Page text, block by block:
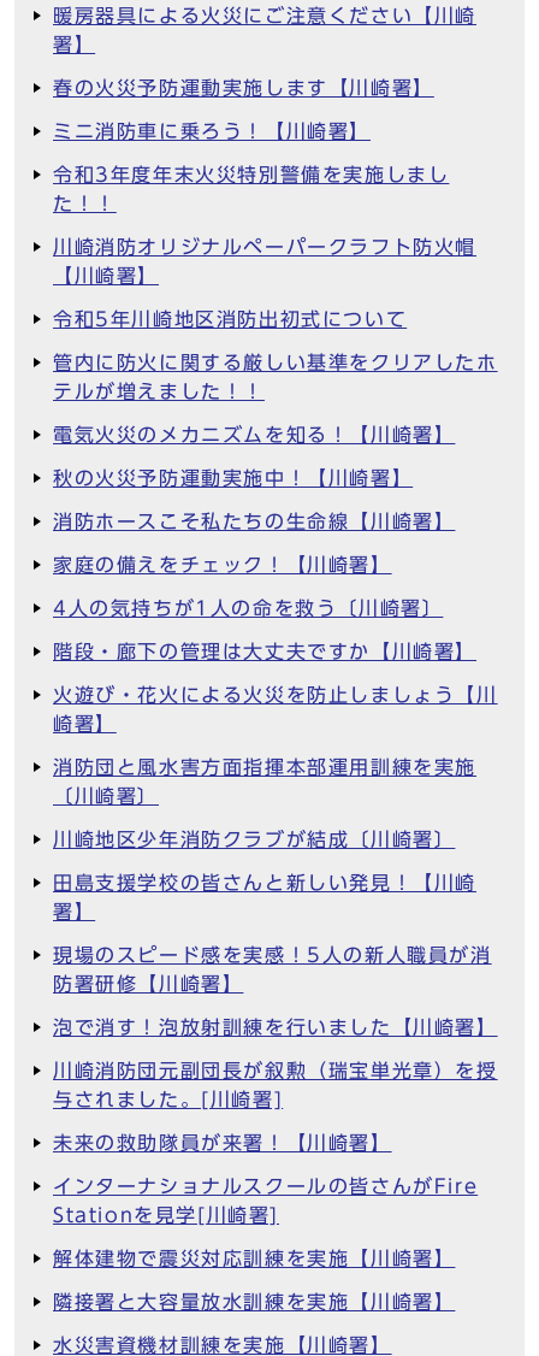
暖房器具による火災にご注意ください【川崎
署】
春の火災予防運動実施します【川崎署】
ミニ消防車に乗ろう！【川崎署】
令和3年度年末火災特別警備を実施しまし
た！！
川崎消防オリジナルペーパークラフト防火帽
【川崎署】
令和5年川崎地区消防出初式について
管内に防火に関する厳しい基準をクリアしたホ
テルが増えました！！
電気火災のメカニズムを知る！【川崎署】
秋の火災予防運動実施中！【川崎署】
消防ホースこそ私たちの生命線【川崎署】
家庭の備えをチェック！【川崎署】
4人の気持ちが1人の命を救う〔川崎署〕
階段・廊下の管理は大丈夫ですか【川崎署】
火遊び・花火による火災を防止しましょう【川
崎署】
消防団と風水害方面指揮本部運用訓練を実施
〔川崎署〕
川崎地区少年消防クラブが結成〔川崎署〕
田島支援学校の皆さんと新しい発見！【川崎
署】
現場のスピード感を実感！5人の新人職員が消
防署研修【川崎署】
泡で消す！泡放射訓練を行いました【川崎署】
川崎消防団元副団長が叙勲（瑞宝単光章）を授
与されました。[川崎署]
未来の救助隊員が来署！【川崎署】
インターナショナルスクールの皆さんがFire
Stationを見学[川崎署]
解体建物で震災対応訓練を実施【川崎署】
隣接署と大容量放水訓練を実施【川崎署】
水災害資機材訓練を実施【川崎署】